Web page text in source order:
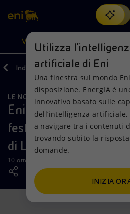
Cerca
scopri EnergIA, la nostra nuova
artificiale.
VISIONE
Visione
Mission e valori
Persone e Partnership
Net Zero
Modello satellitare
Azioni
Diversificazione energetica
Tecnologie per la transizione
Collaborazioni per
Attività nel mondo
Prodotti
Casa
Imprese
Mobilità
Indietro Media News
LE NOSTRE ATTIVITÀ
Eni: domenica a
festeggiare gli 80
di Livorno
10 ottobre 2018 - 16:08 CEST
Utilizza
artificiale di Eni
Una finestra sul mondo
disposizione. EnergIA è
innovativo basato sulle
dell’intelligenza
a navigare tra i contenuti
trovando subito la
domande.
INIZIA